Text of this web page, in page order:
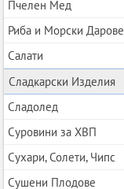
Пчелен Мед
Риба и Морски Дарове
Салати
Сладкарски Изделия
Сладолед
Суровини за ХВП
Сухари, Солети, Чипс
Сушени Плодове